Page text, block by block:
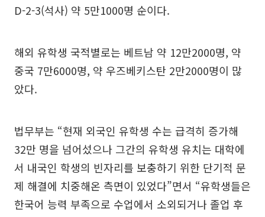
D-2-3(석사) 약 5만1000명 순이다.
해외 유학생 국적별로는 베트남 약 12만2000명, 약
중국 7만6000명, 약 우즈베키스탄 2만2000명이 많
았다.
법무부는 “현재 외국인 유학생 수는 급격히 증가해
32만 명을 넘어섰으나 그간의 유학생 유치는 대학에
서 내국인 학생의 빈자리를 보충하기 위한 단기적 문
제 해결에 치중해온 측면이 있었다”면서 “유학생들은
한국어 능력 부족으로 수업에서 소외되거나 졸업 후